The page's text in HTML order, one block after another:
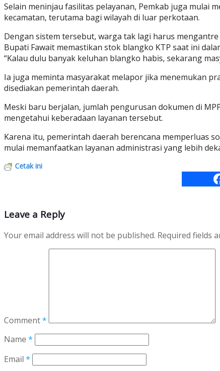
Selain meninjau fasilitas pelayanan, Pemkab juga mulai
kecamatan, terutama bagi wilayah di luar perkotaan.
Dengan sistem tersebut, warga tak lagi harus
Bupati Fawait memastikan stok blangko KTP saat ini
“Kalau dulu banyak keluhan blangko habis, sekarang
Ia juga meminta masyarakat melapor jika menemukan
disediakan pemerintah daerah.
Meski baru berjalan, jumlah pengurusan dokumen di
mengetahui keberadaan layanan tersebut.
Karena itu, pemerintah daerah berencana memperluas
mulai memanfaatkan layanan administrasi yang lebih
Cetak ini
Leave a Reply
Your email address will not be published. Required fields
Comment*
Name *
Email *